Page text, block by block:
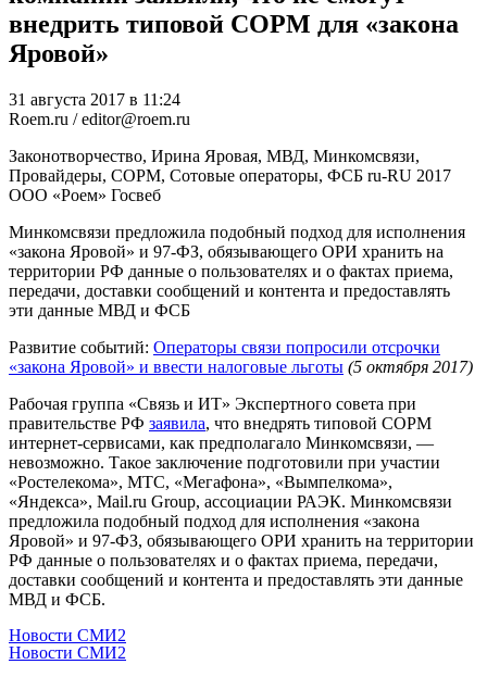
внедрить типовой СОРМ для «закона
Яровой»
31 августа 2017 в 11:24
Roem.ru / editor@roem.ru
Законотворчество, Ирина Яровая, МВД, Минкомсвязи,
Провайдеры, СОРМ, Сотовые операторы, ФСБ ru-RU 2017
ООО «Роем» Госвеб
Минкомсвязи предложила подобный подход для исполнения
«закона Яровой» и 97-ФЗ, обязывающего ОРИ хранить на
территории РФ данные о пользователях и о фактах приема,
передачи, доставки сообщений и контента и предоставлять
эти данные МВД и ФСБ
Развитие событий: Операторы связи попросили отсрочки
«закона Яровой» и ввести налоговые льготы (5 октября 2017)
Рабочая группа «Связь и ИТ» Экспертного совета при
правительстве РФ заявила, что внедрять типовой СОРМ
интернет-сервисами, как предполагало Минкомсвязи, —
невозможно. Такое заключение подготовили при участии
«Ростелекома», МТС, «Мегафона», «Вымпелкома»,
«Яндекса», Mail.ru Group, ассоциации РАЭК. Минкомсвязи
предложила подобный подход для исполнения «закона
Яровой» и 97-ФЗ, обязывающего ОРИ хранить на территории
РФ данные о пользователях и о фактах приема, передачи,
доставки сообщений и контента и предоставлять эти данные
МВД и ФСБ.
Новости СМИ2
Новости СМИ2